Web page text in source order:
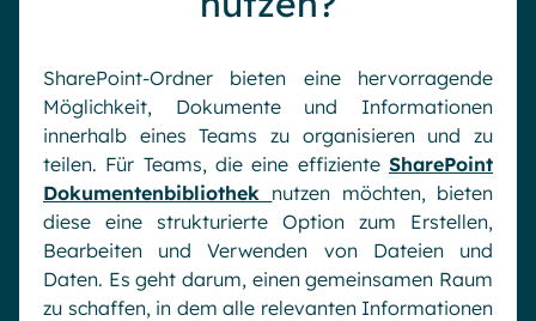
SharePoint-Ordner bieten eine hervorragende
Möglichkeit, Dokumente und Informationen
innerhalb eines Teams zu organisieren und zu
teilen. Für Teams, die eine effiziente SharePoint
Dokumentenbibliothek nutzen möchten, bieten
diese eine strukturierte Option zum Erstellen,
Bearbeiten und Verwenden von Dateien und
Daten. Es geht darum, einen gemeinsamen Raum
zu schaffen, in dem alle relevanten Informationen